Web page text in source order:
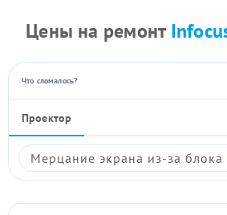
Цены на ремонт
Что сломалось?
Проектор
Мерцание экрана из-за блока